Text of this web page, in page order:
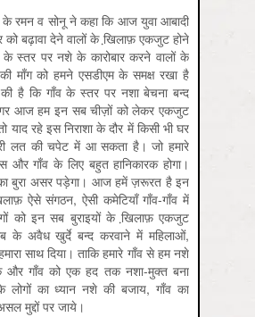
के रमन व सोनू ने कहा कि आज युवा आबादी
को बढ़ावा देने वालों के खि़लाफ़ एकजुट होने
स्तर पर नशे के कारोबार करने वालों के
की माँग को हमने एसडीएम के समक्ष रखा है
है कि गाँव के स्तर पर नशा बेचना बन्द
आज हम इन सब चीज़ों को लेकर एकजुट
याद रहे इस निराशा के दौर में किसी भी घर
लत की चपेट में आ सकता है। जो हमारे
और गाँव के लिए बहुत हानिकारक होगा।
बुरा असर पड़ेगा। आज हमें ज़रूरत है इन
ऐसे संगठन, ऐसी कमेटियाँ गाँव-गाँव में
को इन सब बुराइयों के खि़लाफ़ एकजुट
के अवैध खुर्दे बन्द करवाने में महिलाओं,
साथ दिया। ताकि हमारे गाँव से हम नशे
गाँव को एक हद तक नशा-मुक्त बना
का ध्यान नशे की बजाय, गाँव का
मुद्दों पर जाये।